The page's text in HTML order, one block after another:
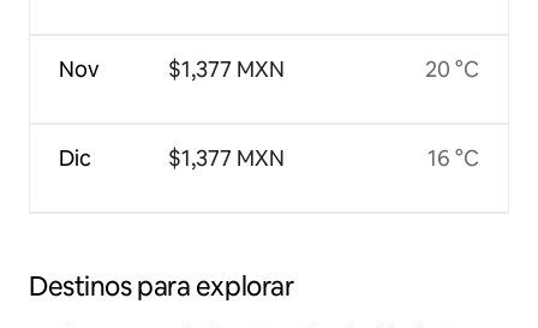
Nov
Dic
$1,377 MXN
$1,377 MXN
20 °C
16 °C
Destinos para explorar